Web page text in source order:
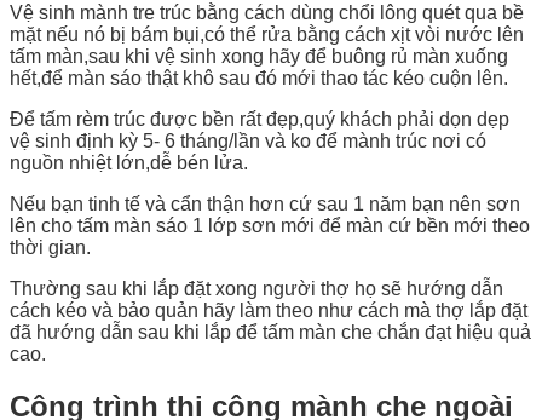
Vệ sinh mành tre trúc bằng cách dùng chổi lông quét qua bề
mặt nếu nó bị bám bụi,có thể rửa bằng cách xịt vòi nước lên
tấm màn,sau khi vệ sinh xong hãy để buông rủ màn xuống
hết,để màn sáo thật khô sau đó mới thao tác kéo cuộn lên.
Để tấm rèm trúc được bền rất đẹp,quý khách phải dọn dẹp
vệ sinh định kỳ 5- 6 tháng/lần và ko để mành trúc nơi có
nguồn nhiệt lớn,dễ bén lửa.
Nếu bạn tinh tế và cẩn thận hơn cứ sau 1 năm bạn nên sơn
lên cho tấm màn sáo 1 lớp sơn mới để màn cứ bền mới theo
thời gian.
Thường sau khi lắp đặt xong người thợ họ sẽ hướng dẫn
cách kéo và bảo quản hãy làm theo như cách mà thợ lắp đặt
đã hướng dẫn sau khi lắp để tấm màn che chắn đạt hiệu quả
cao.
Công trình thi công mành che ngoài